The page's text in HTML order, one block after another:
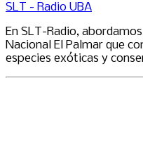
SLT - Radio UBA
En SLT-Radio,
Nacional El Palmar que
especies exóticas y